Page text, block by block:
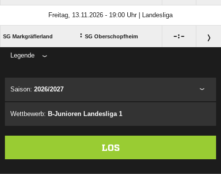
Freitag, 13.11.2026 - 19:00 Uhr | Landesliga
SG Markgräflerland : SG Oberschopfheim :
Legende
Saison: 2026/2027
Wettbewerb: B-Junioren Landesliga 1
LOS